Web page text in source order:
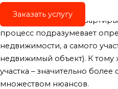
Заказать услугу
востребованная
отличать от оценки
процесс подразумевает
недвижимости, а самого
недвижимый объект). К тому
участка – значительно
множеством нюансов.